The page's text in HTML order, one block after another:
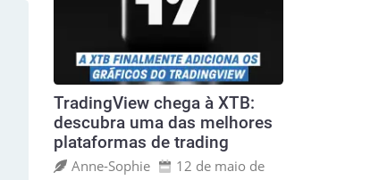
TradingView chega à XTB:
descubra uma das melhores
plataformas de trading
Anne‑Sophie
12 de maio de